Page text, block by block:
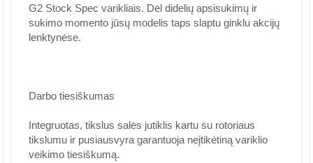
G2 Stock Spec varikliais. Dėl didelių apsisukimų ir
sukimo momento jūsų modelis taps slaptu ginklu akcijų
lenktynėse.
Darbo tiesiškumas
Integruotas, tikslus salės jutiklis kartu su rotoriaus
tikslumu ir pusiausvyra garantuoja neįtikėtiną variklio
veikimo tiesiškumą.